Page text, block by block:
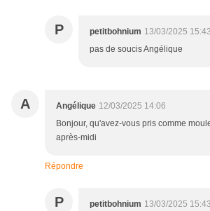
P petitbohnium 13/03/2025 15:43
pas de soucis Angélique
A Angélique 12/03/2025 14:06
Bonjour, qu'avez-vous pris comme
après-midi
Répondre
P petitbohnium 13/03/2025 15:43